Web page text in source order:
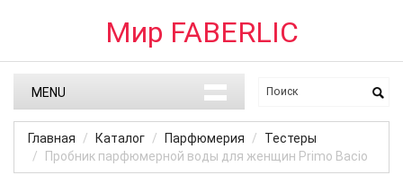
Мир FABERLIC
MENU
Главная Каталог Парфюмерия
Тестеры
Пробник парфюмерной воды для женщин Primo Bacio